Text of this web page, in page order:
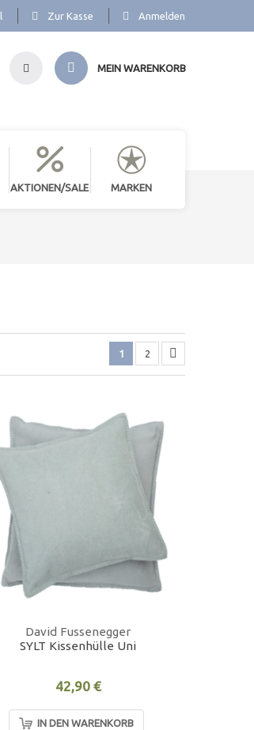
Zur Kasse Anmelden
MEIN WARENKORB
AKTIONEN/SALE MARKEN
1 2
David Fussenegger
SYLT Kissenhülle Uni
42,90 €
IN DEN WARENKORB